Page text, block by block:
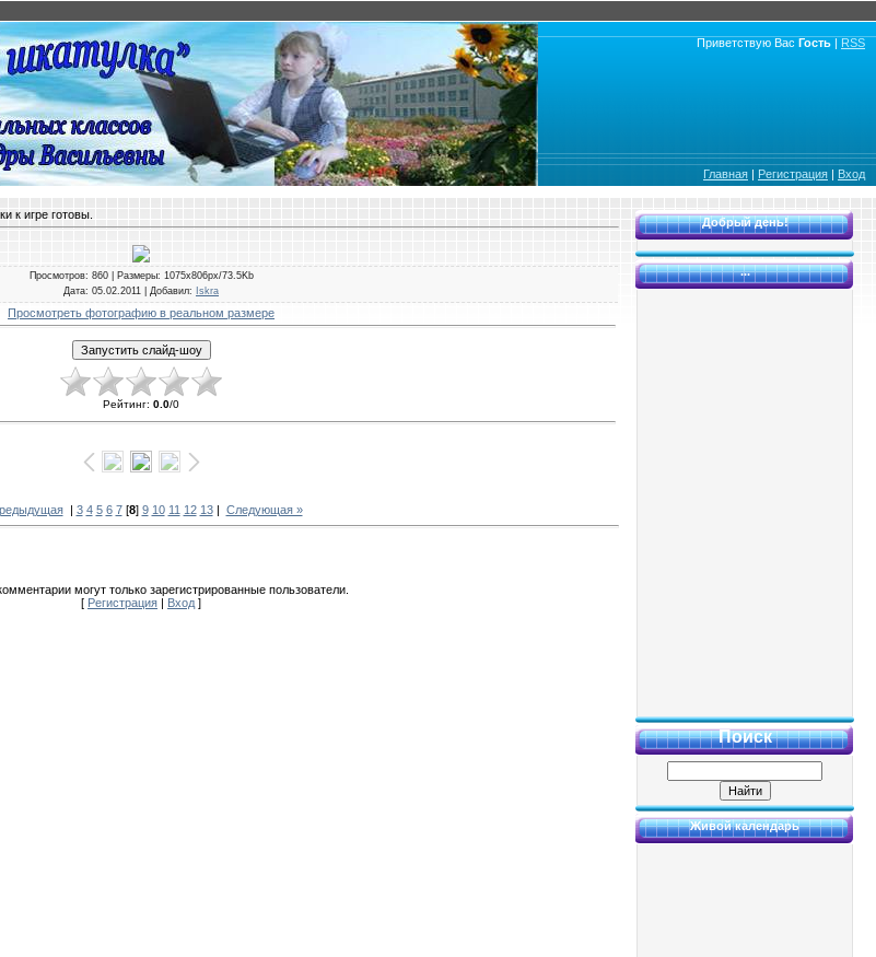
Приветствую Вас Гость | RSS
Главная | Регистрация | Вход
к игре готовы.
Просмотров: 860 | Размеры: 1075x806px/73.5Kb
Дата: 05.02.2011 | Добавил: Iskra
Просмотреть фотографию в реальном размере
Рейтинг: 0.0/0
| 3 4 5 6 7[8] 9 10 11 12 13| Следующая »
могут только зарегистрированные пользователи.
[ Регистрация Вход ]
Добрый день!
...
Поиск
Живой календарь